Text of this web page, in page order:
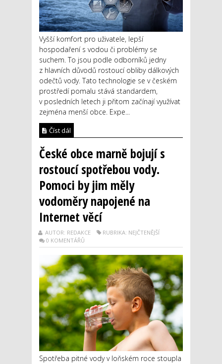
Vyšší komfort pro uživatele, lepší
hospodaření s vodou či problémy se
suchem. To jsou podle odborníků jedny
z hlavních důvodů rostoucí obliby dálkových
odečtů vody. Tato technologie se v českém
prostředí pomalu stává standardem,
v posledních letech ji přitom začínají využívat
zejména menší obce. Expe...
Číst dál
České obce marně bojují s
rostoucí spotřebou vody.
Pomoci by jim měly
vodoměry napojené na
Internet věcí
AUTOR: REDAKCE
RUBRIKA: NEJČTENĚJŠÍ
0 KOMENTÁŘŮ
Spotřeba pitné vody v loňském roce stoupla